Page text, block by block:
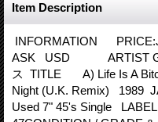
Item Description
INFORMATION
ASK USD ARTIST
ス TITLE A) Life Is A
Night (U.K. Remix) 1989
Used 7" 45's Single